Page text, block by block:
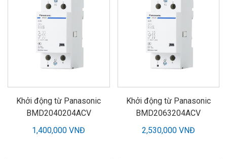
Khởi động từ Panasonic
BMD2040204ACV
1,400,000 VNĐ
Khởi động từ Panasonic
BMD2063204ACV
2,530,000 VNĐ